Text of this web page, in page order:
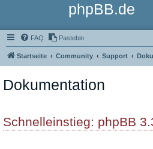
phpBB.de
FAQ Pastebin
Startseite Community Support
Dokumentation
Schnelleinstieg: phpBB